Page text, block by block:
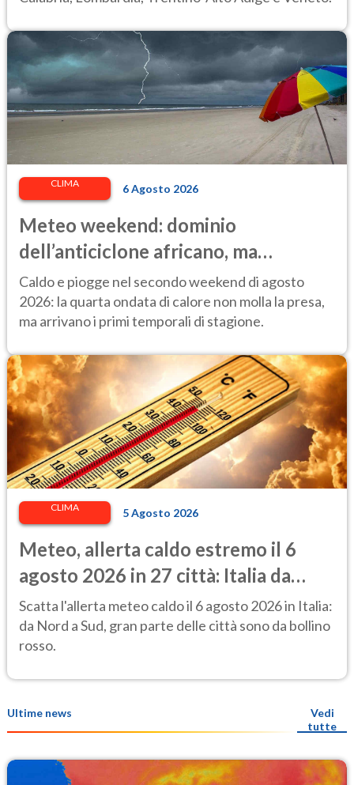
CLIMA 6 Agosto 2026
Meteo weekend: dominio
dell’anticiclone africano, ma
attenzione ai temporali intensi. Le
previsioni
Caldo e piogge nel secondo weekend di agosto
2026: la quarta ondata di calore non molla la presa,
ma arrivano i primi temporali di stagione.
CLIMA 5 Agosto 2026
Meteo, allerta caldo estremo il 6
agosto 2026 in 27 città: Italia da
bollino rosso
Scatta l'allerta meteo caldo il 6 agosto 2026 in Italia:
da Nord a Sud, gran parte delle città sono da bollino
rosso.
Ultime news
Vedi
tutte